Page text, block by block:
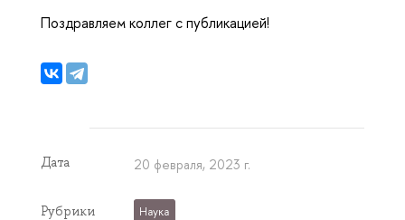
Поздравляем коллег с публикацией!
Дата 20 февраля, 2023 г.
Рубрики Наука